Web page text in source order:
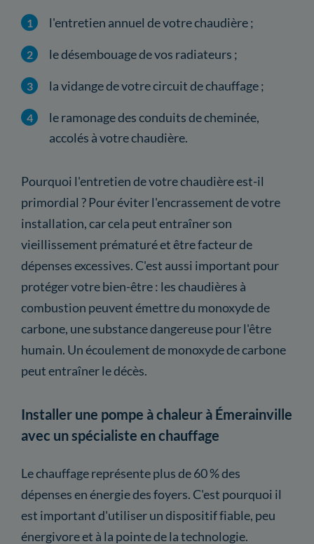
l'entretien annuel de votre chaudière ;
le désembouage de vos radiateurs ;
la vidange de votre circuit de chauffage ;
le ramonage des conduits de cheminée,
accolés à votre chaudière.
Pourquoi l'entretien de votre chaudière est-il
primordial ? Pour éviter l'encrassement de votre
installation, car cela peut entraîner son
vieillissement prématuré et être facteur de
dépenses excessives. C'est aussi important pour
protéger votre bien-être : les chaudières à
combustion peuvent émettre du monoxyde de
carbone, une substance dangereuse pour l'être
humain. Un écoulement de monoxyde de carbone
peut entraîner le décès.
Installer une pompe à chaleur à Émerainville
avec un spécialiste en chauffage
Le chauffage représente plus de 60 % des
dépenses en énergie des foyers. C'est pourquoi il
est important d'utiliser un dispositif fiable, peu
énergivore et à la pointe de la technologie.